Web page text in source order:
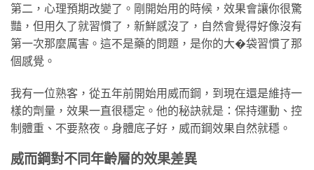
第二，心理預期改變了。剛開始用的時候，效果會讓你很驚
豔，但用久了就習慣了，新鮮感沒了，自然會覺得好像沒有
第一次那麼厲害。這不是藥的問題，是你的大�袋習慣了那
個感覺。
我有一位熟客，從五年前開始用威而鋼，到現在還是維持一
樣的劑量，效果一直很穩定。他的秘訣就是：保持運動、控
制體重、不要熬夜。身體底子好，威而鋼效果自然就穩。
威而鋼對不同年齡層的效果差異